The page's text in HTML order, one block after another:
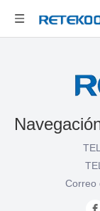
Correo